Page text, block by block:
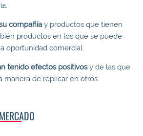
compañía y productos que tienen
productos en los que se puede
oportunidad comercial.
tenido efectos positivosy de las que
manera de replicar en otros